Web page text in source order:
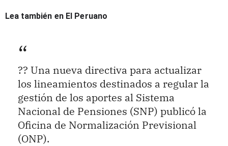
Lea también en El Peruano
?? Una nueva directiva para actualizar
los lineamientos destinados a regular la
gestión de los aportes al Sistema
Nacional de Pensiones (SNP) publicó la
Oficina de Normalización Previsional
(ONP).